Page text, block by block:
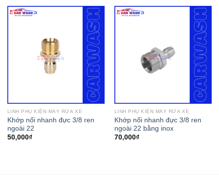
LINH PHỤ KIỆN MÁY RỬA XE
Khớp nối nhanh đực 3/8 ren
ngoài 22
50,000₫
LINH PHỤ KIỆN MÁY RỬA XE
Khớp nối nhanh đực 3/8 ren
ngoài 22 bằng inox
70,000₫